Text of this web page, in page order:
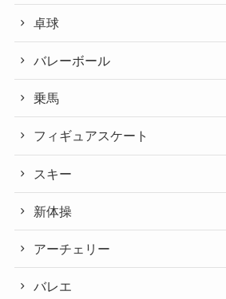
卓球
バレーボール
乗馬
フィギュアスケート
スキー
新体操
アーチェリー
バレエ